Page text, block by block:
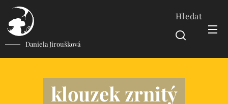
Daniela Jiroušková
Hledat
klouzek zrnitý